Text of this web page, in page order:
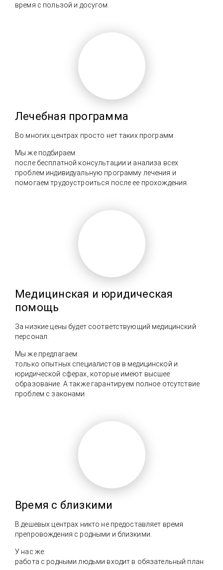
время с пользой и досугом.
Лечебная программа
Во многих центрах просто нет таких программ.
Мы же подбираем:
после бесплатной консультации и анализа всех
проблем индивидуальную программу лечения и
помогаем трудоустроиться после ее прохождения.
Медицинская и юридическая
помощь
За низкие цены будет соответствующий медицинский
персонал.
Мы же предлагаем:
только опытных специалистов в медицинской и
юридической сферах, которые имеют высшее
образование. А также гарантируем полное отсутствие
проблем с законами.
Время с близкими
В дешевых центрах никто не предоставляет время
препровождения с родными и близкими.
У нас же:
работа с родными людьми входит в обязательный план